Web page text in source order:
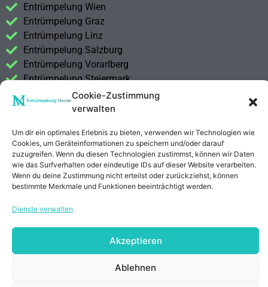
Cookie-Zustimmung
verwalten
Um dir ein optimales Erlebnis zu bieten, verwenden wir Technologien wie
Cookies, um Geräteinformationen zu speichern und/oder darauf
zuzugreifen. Wenn du diesen Technologien zustimmst, können wir Daten
wie das Surfverhalten oder eindeutige IDs auf dieser Website verarbeiten.
Wenn du deine Zustimmung nicht erteilst oder zurückziehst, können
bestimmte Merkmale und Funktionen beeinträchtigt werden.
Dienste verwalten
Akzeptieren
Ablehnen
Entrümpelung Wien
Entrümpelung Graz
Entrümpelung Linz
Entrümpelung Salzburg
Entrümpelung Vorarlberg
Entrümpelung Steiermark
Kontakt
Datenschutzerklärung
Anrufen E-Mail